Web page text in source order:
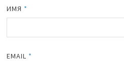
ИМЯ *
EMAIL *